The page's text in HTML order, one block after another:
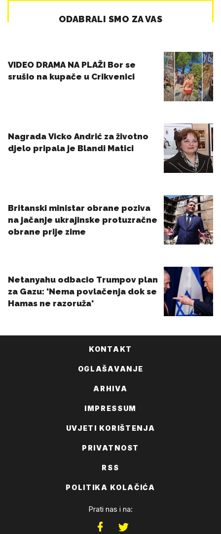
KONTAKT
OGLAŠAVANJE
ARHIVA
IMPRESSUM
UVJETI KORIŠTENJA
PRIVATNOST
RSS
POLITIKA KOLAČIĆA
Prati nas i na: